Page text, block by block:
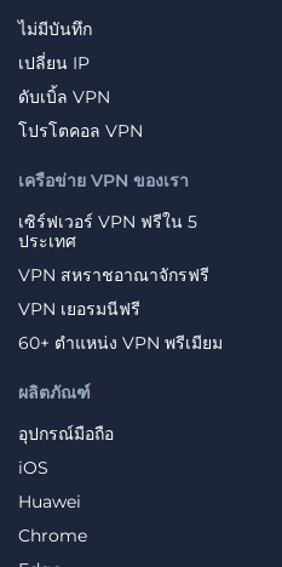
ไม่มีบันทึก
เปลี่ยน IP
ดับเบิ้ล VPN
โปรโตคอล VPN
ผลิตภัณฑ์
อุปกรณ์มือถือ
iOS
Huawei
Chrome
เครือข่าย VPN ของเรา
เซิร์ฟเวอร์ VPN ฟรีใน 5
ประเทศ
VPN สหราชอาณาจักรฟรี
VPN เยอรมนีฟรี
60+ ตำแหน่ง VPN พรีเมียม